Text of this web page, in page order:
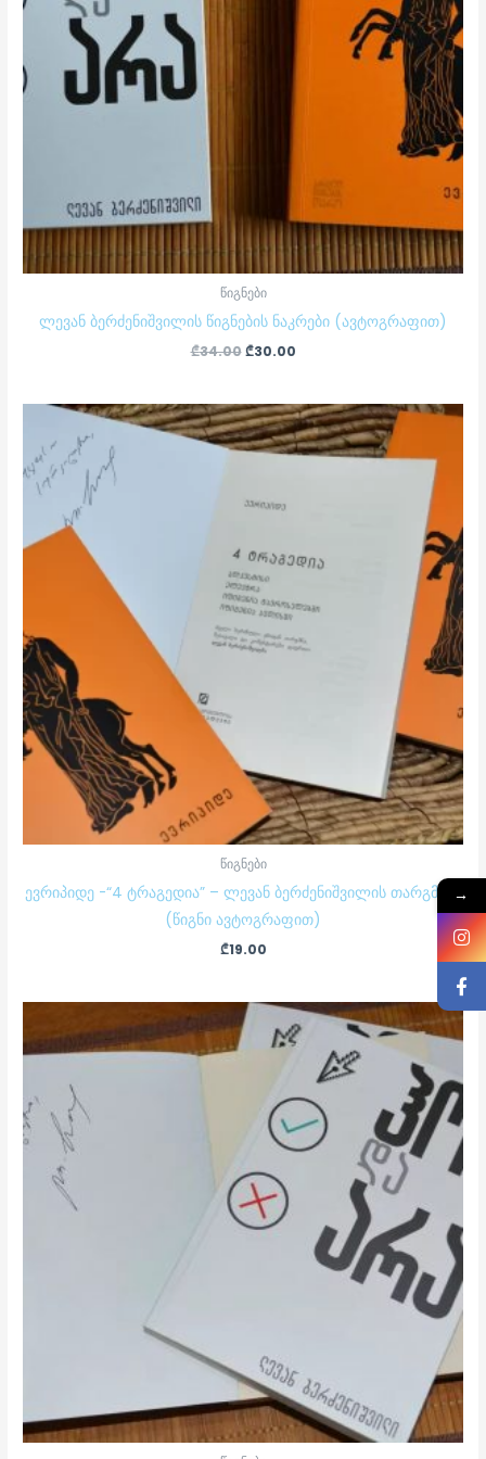
წიგნები
ლევან ბერძენიშვილის წიგნების ნაკრები (ავტოგრაფით)
₾34.00 ₾30.00
წიგნები
ევრიპიდე -“4 ტრაგედია” – ლევან ბერძენიშვილის თარგმანი
(წიგნი ავტოგრაფით)
₾19.00
→